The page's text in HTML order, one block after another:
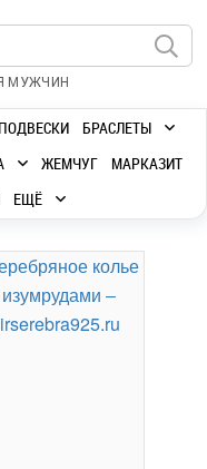
МУЖЧИН
ПОДВЕСКИ
БРАСЛЕТЫ
ЖЕМЧУГ
МАРКАЗИТ
ЕЩЁ